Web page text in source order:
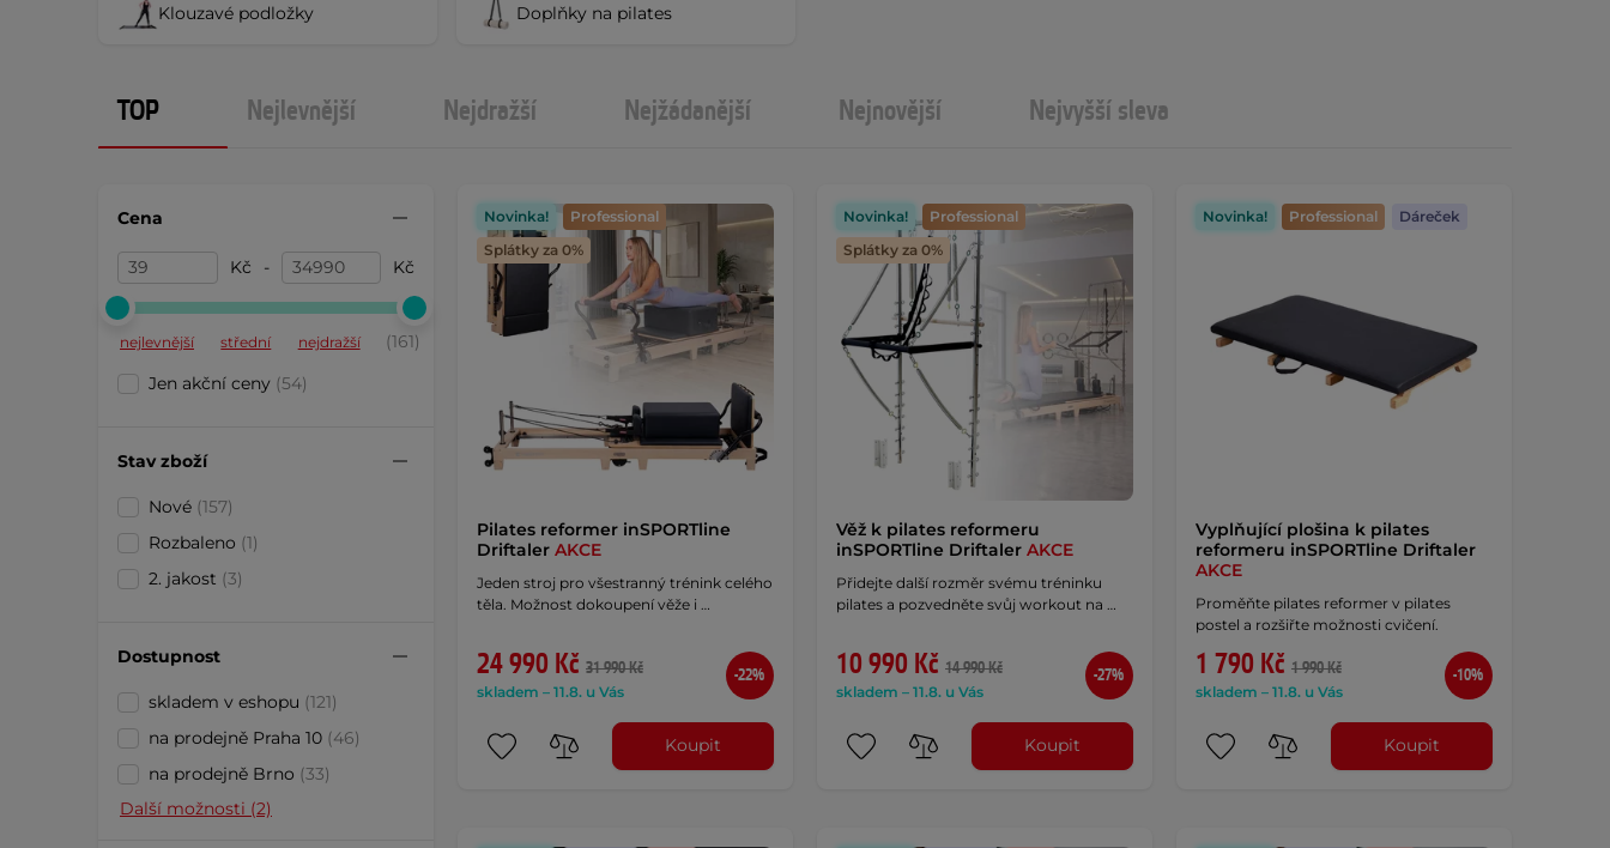
Klouzavé podložky Doplňky na pilates
TOP Nejlevnější Nejdražší Nejžádanější Nejnovější Nejvyšší sleva
Cena
Kč - Kč
nejlevnější střední nejdražší
(161)
Jen akční ceny (54)
Stav zboží
Nové (157)
Rozbaleno (1)
2. jakost (3)
Dostupnost
skladem v eshopu (121)
na prodejně Praha 10 (46)
na prodejně Brno (33)
Další možnosti (2)
Novinka!
Professional
Splátky za 0%
Pilates reformer inSPORTline
Driftaler AKCE
Jeden stroj pro všestranný trénink celého
těla. Možnost dokoupení věže i …
24 990 Kč 31 990 Kč
skladem – 11.8. u Vás
-22%
Koupit
Novinka!
Professional
Splátky za 0%
Věž k pilates reformeru
inSPORTline Driftaler AKCE
Přidejte další rozměr svému tréninku
pilates a pozvedněte svůj workout na …
10 990 Kč 14 990 Kč
skladem – 11.8. u Vás
-27%
Koupit
Novinka! Professional Dáreček
Vyplňující plošina k pilates
reformeru inSPORTline Driftaler
AKCE
Proměňte pilates reformer v pilates
postel a rozšiřte možnosti cvičení.
1 790 Kč 1 990 Kč
skladem – 11.8. u Vás
-10%
Koupit